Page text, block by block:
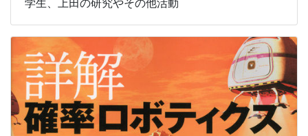
学生、上田の研究やその他活動